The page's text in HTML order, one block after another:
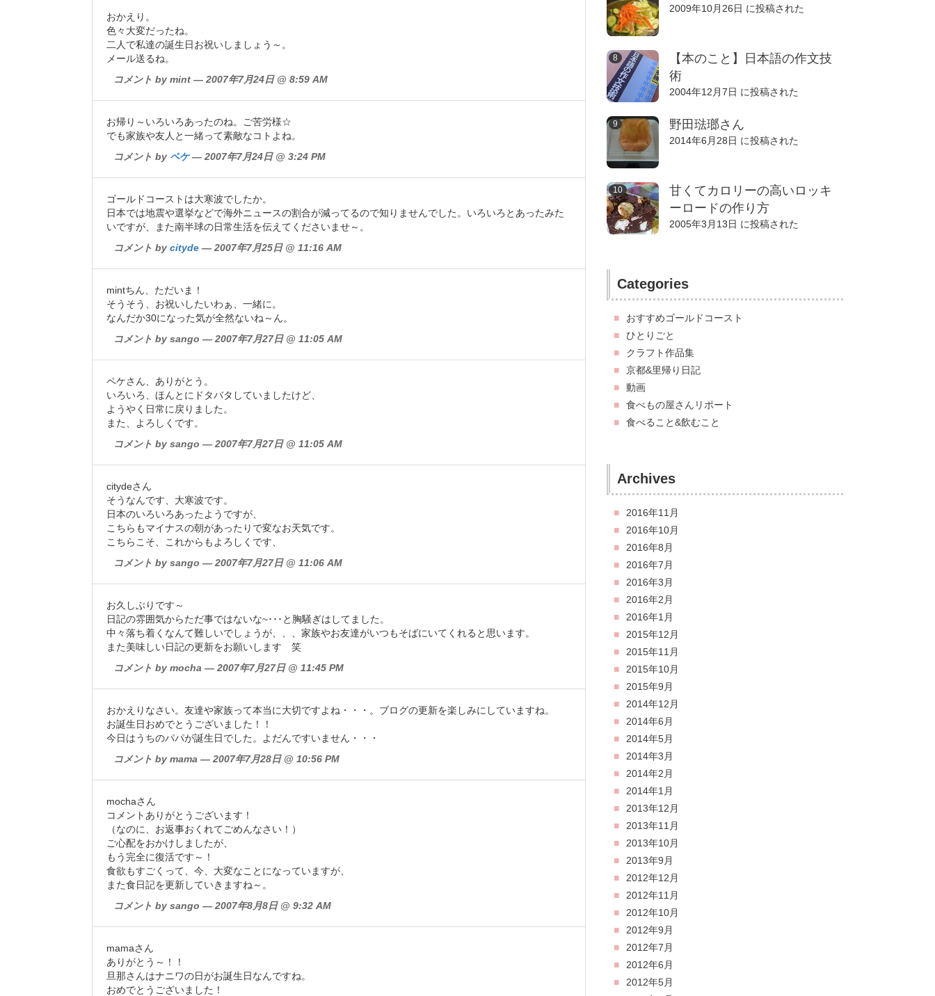
おかえり。
色々大変だったね。
二人で私達の誕生日お祝いしましょう～。
メール送るね。
コメント by mint — 2007年7月24日 @ 8:59 AM
お帰り～いろいろあったのね。ご苦労様☆
でも家族や友人と一緒って素敵なコトよね。
コメント by ペケ— 2007年7月24日 @ 3:24 PM
ゴールドコーストは大寒波でしたか。
日本では地震や選挙などで海外ニュースの割合が減ってるので知りませんでした。いろいろとあったみた
いですが、また南半球の日常生活を伝えてくださいませ～。
コメント by cityde — 2007年7月25日 @ 11:16 AM
mintちん、ただいま！
そうそう、お祝いしたいわぁ、一緒に。
なんだか30になった気が全然ないね～ん。
コメント by sango — 2007年7月27日 @ 11:05 AM
ペケさん、ありがとう。
いろいろ、ほんとにドタバタしていましたけど、
ようやく日常に戻りました。
また、よろしくです。
コメント by sango — 2007年7月27日 @ 11:05 AM
citydeさん
そうなんです、大寒波です。
日本のいろいろあったようですが、
こちらもマイナスの朝があったりで変なお天気です。
こちらこそ、これからもよろしくです、
コメント by sango — 2007年7月27日 @ 11:06 AM
お久しぶりです～
日記の雰囲気からただ事ではないな~･･･と胸騒ぎはしてました。
中々落ち着くなんて難しいでしょうが、、、家族やお友達がいつもそばにいてくれると思います。
また美味しい日記の更新をお願いします 笑
コメント by mocha — 2007年7月27日 @ 11:45 PM
おかえりなさい。友達や家族って本当に大切ですよね・・・。ブログの更新を楽しみにしていますね。
お誕生日おめでとうございました！！
今日はうちのパパが誕生日でした。よだんですいません・・・
コメント by mama — 2007年7月28日 @ 10:56 PM
mochaさん
コメントありがとうございます！
（なのに、お返事おくれてごめんなさい！）
ご心配をおかけしましたが、
もう完全に復活です～！
食欲もすごくって、今、大変なことになっていますが、
また食日記を更新していきますね～。
コメント by sango — 2007年8月8日 @ 9:32 AM
mamaさん
ありがとう～！！
旦那さんはナニワの日がお誕生日なんですね。
おめでとうございました！
2009年10月26日 に投稿された
【本のこと】日本語の作文技
術
2004年12月7日 に投稿された
野田琺瑯さん
2014年6月28日 に投稿された
甘くてカロリーの高いロッキ
ーロードの作り方
2005年3月13日 に投稿された
Categories
おすすめゴールドコースト
ひとりごと
クラフト作品集
京都&里帰り日記
動画
食べもの屋さんリポート
食べること&飲むこと
Archives
2016年11月
2016年10月
2016年8月
2016年7月
2016年3月
2016年2月
2016年1月
2015年12月
2015年11月
2015年10月
2015年9月
2014年12月
2014年6月
2014年5月
2014年3月
2014年2月
2014年1月
2013年12月
2013年11月
2013年10月
2013年9月
2012年12月
2012年11月
2012年10月
2012年9月
2012年7月
2012年6月
2012年5月